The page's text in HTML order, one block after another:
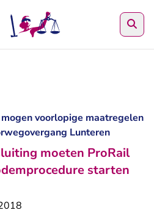
voorlopige maatregelen
Lunteren
moeten ProRail
starten